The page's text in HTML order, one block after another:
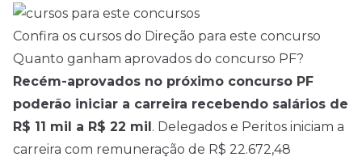
Confira os cursos do Direção para este concurso
Quanto ganham aprovados do concurso PF?
Recém-aprovados no próximo concurso PF
poderão iniciar a carreira recebendo salários de
R$ 11 mil a R$ 22 mil. Delegados e Peritos iniciam a
carreira com remuneração de R$ 22.672,48